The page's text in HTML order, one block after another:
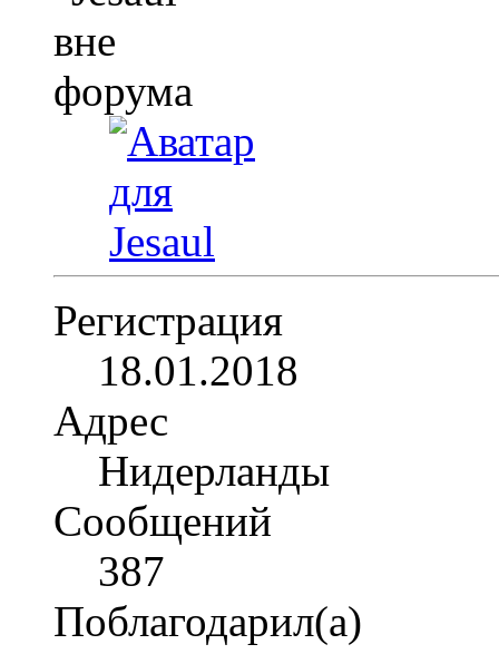
Регистрация
18.01.2018
Адрес
Нидерланды
Сообщений
387
Поблагодарил(а)